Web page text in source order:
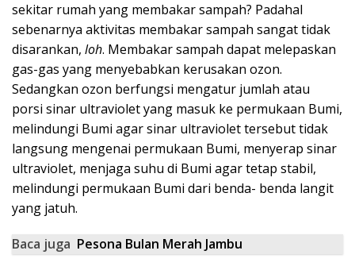
sekitar rumah yang membakar sampah? Padahal
sebenarnya aktivitas membakar sampah sangat tidak
disarankan, loh. Membakar sampah dapat melepaskan
gas-gas yang menyebabkan kerusakan ozon.
Sedangkan ozon berfungsi mengatur jumlah atau
porsi sinar ultraviolet yang masuk ke permukaan Bumi,
melindungi Bumi agar sinar ultraviolet tersebut tidak
langsung mengenai permukaan Bumi, menyerap sinar
ultraviolet, menjaga suhu di Bumi agar tetap stabil,
melindungi permukaan Bumi dari benda- benda langit
yang jatuh.
Baca juga Pesona Bulan Merah Jambu